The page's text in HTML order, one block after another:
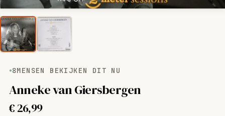
8MENSEN BEKIJKEN DIT NU
Anneke van Giersbergen
€ 26,99